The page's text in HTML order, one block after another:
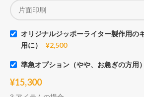
オリジナルジッポーライター製作用の
用に）
¥2,500
準急オプション（やや、お急ぎの方用）
¥15,300